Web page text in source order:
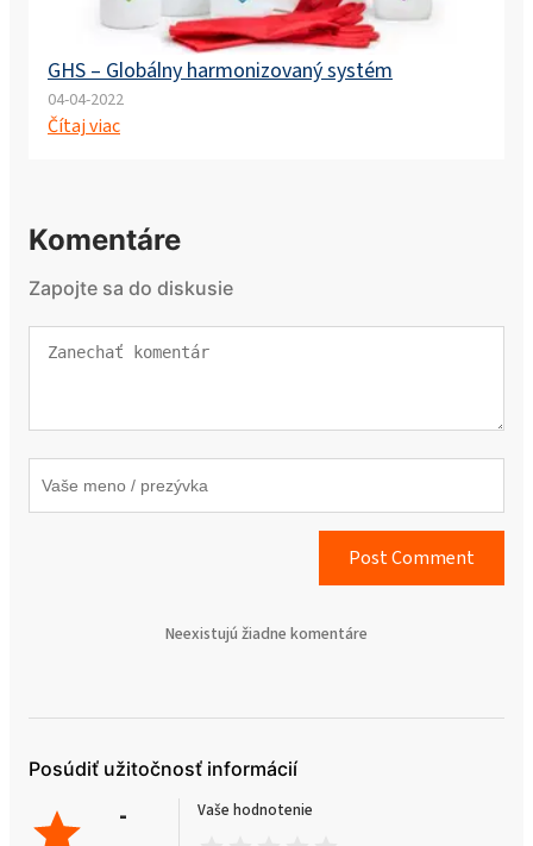
GHS – Globálny harmonizovaný systém
04-04-2022
Čítaj viac
Komentáre
Zapojte sa do diskusie
Post Comment
Neexistujú žiadne komentáre
Posúdiť užitočnosť informácií
- Vaše hodnotenie